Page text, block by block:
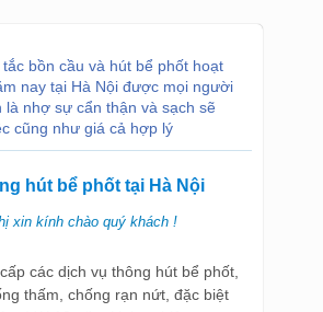
bồn cầu và hút bể phốt hoạt
nay tại Hà Nội được mọi người
là nhợ sự cẩn thận và sạch sẽ
cũng như giá cả hợp lý
hút bể phốt tại Hà Nội
xin kính chào quý khách !
các dịch vụ thông hút bể phốt,
thấm, chống rạn nứt, đặc biệt